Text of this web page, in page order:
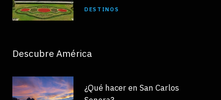
DESTINOS
Descubre América
¿Qué hacer en San Carlos